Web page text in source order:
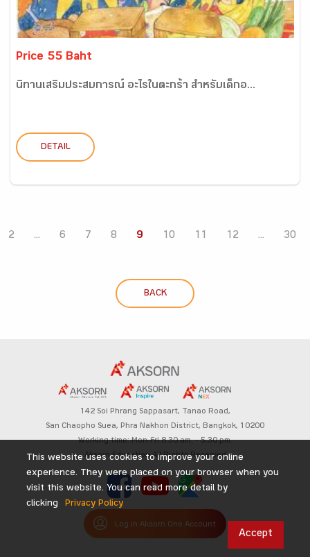
Price 55 Baht
นิทานเสริมประสบการณ์ อะไรในตะกร้า สำหรับเด็กอ...
DETAIL
2 ... 6 7 8 9 10 11 12 ... 30
BACK
142 Soi Phrang Sappasart, Tanao Road,
San Chaopho Suea, Phra Nakhon District, Bangkok, 10200
Working time: Mon-Fri 8.30 am. – 5.30 pm.
Aksorn Education All Rights Reserved
Log in Aksorn One Account
This website uses cookies to improve your online
experience. They were placed on your browser when you
visit this website. You can read more detail by
clicking
Privacy Policy
Accept